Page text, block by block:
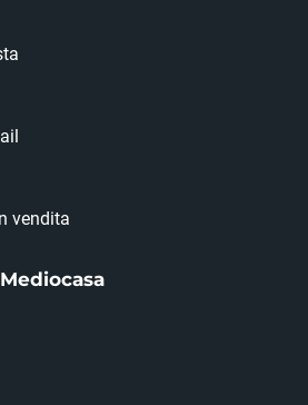
vendita